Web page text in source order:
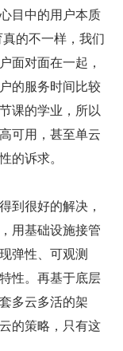
目中的用户本质
的不一样，我们
面对面在一起，
的服务时间比较
课的学业，所以
可用，甚至单云
的诉求。
到很好的解决，
用基础设施接管
弹性、可观测
性。再基于底层
多云多活的架
的策略，只有这